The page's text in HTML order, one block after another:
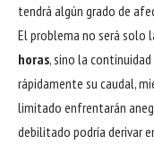
tendrá algún grado de
El problema no será solo
horas, sino la
rápidamente su caudal,
limitado enfrentarán
debilitado podría derivar